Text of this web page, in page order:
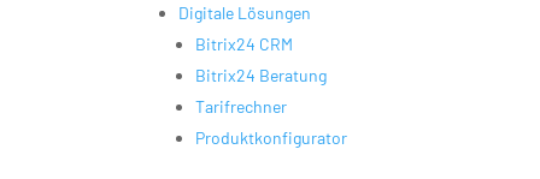
Digitale Lösungen
Bitrix24 CRM
Bitrix24 Beratung
Tarifrechner
Produktkonfigurator